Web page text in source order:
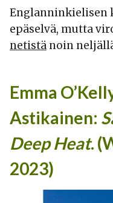
Englanninkielisen
epäselvä, mutta
netistä noin
Emma
Astikainen:
Deep Heat.
2023)